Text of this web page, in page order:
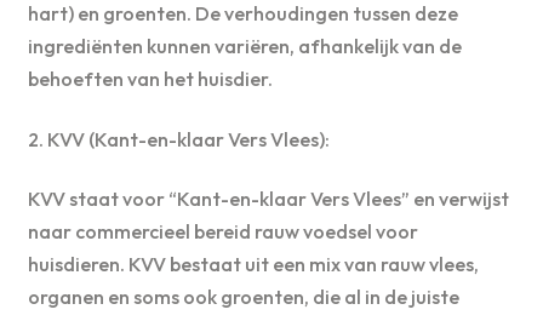
hart) en groenten. De verhoudingen tussen deze
ingrediënten kunnen variëren, afhankelijk van de
behoeften van het huisdier.
2. KVV (Kant-en-klaar Vers Vlees):
KVV staat voor “Kant-en-klaar Vers Vlees” en verwijst
naar commercieel bereid rauw voedsel voor
huisdieren. KVV bestaat uit een mix van rauw vlees,
organen en soms ook groenten, die al in de juiste